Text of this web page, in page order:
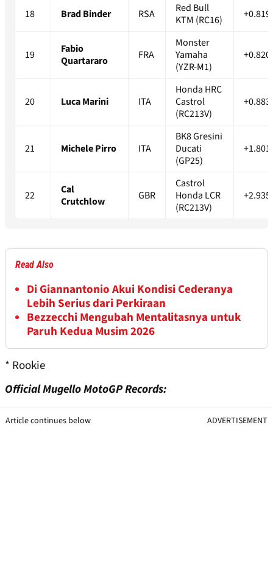
18 Brad Binder RSA
Red Bull
KTM (RC16)
19
Fabio
Quartararo
FRA
Monster
Yamaha
(YZR-M1)
20 Luca Marini ITA
Honda HRC
Castrol
(RC213V)
21 Michele Pirro ITA
BK8 Gresini
Ducati
(GP25)
22
Cal
Crutchlow
GBR
Castrol
Honda LCR
(RC213V)
Read Also
Di Giannantonio Akui Kondisi Cederanya
Lebih Serius dari Perkiraan
Bezzecchi Mengubah Mentalitasnya untuk
Paruh Kedua Musim 2026
* Rookie
Official Mugello MotoGP Records:
Article continues below ADVERTISEMENT